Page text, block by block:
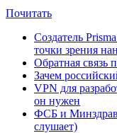
Почитать
Создатель
точки зрения
Обратная связь
Зачем
VPN для
он нужен
ФСБ и Минздрав
слушает)